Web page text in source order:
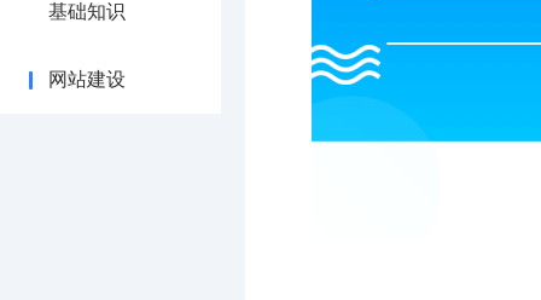
基础知识
网站建设